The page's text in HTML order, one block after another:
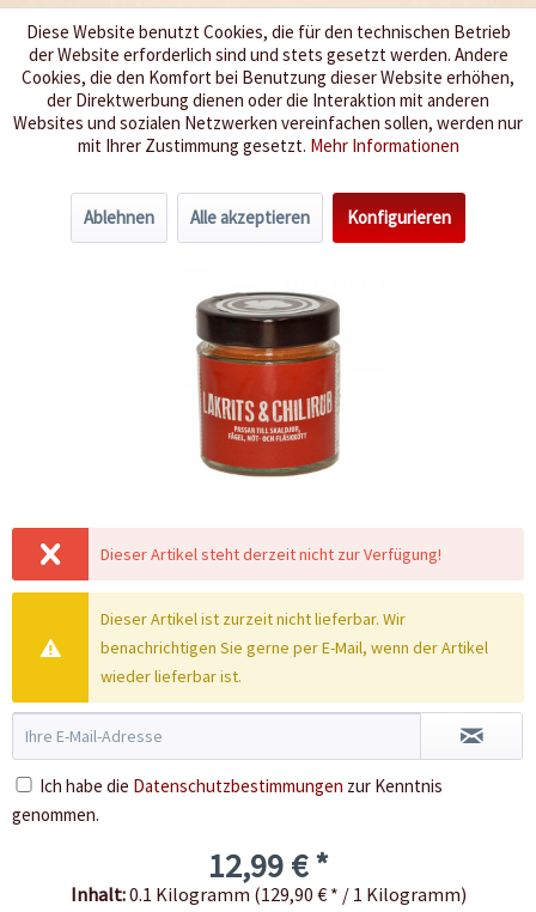
Wir würzen Ihr Leben
Menü
Lakritz & Chili Rub
Dieser Artikel steht derzeit nicht zur Verfügung!
Dieser Artikel ist zurzeit nicht lieferbar. Wir
benachrichtigen Sie gerne per E-Mail, wenn der Artikel
wieder lieferbar ist.
Ich habe die Datenschutzbestimmungen zur Kenntnis
genommen.
12,99 € *
Inhalt:0.1 Kilogramm (129,90 € * / 1 Kilogramm)
Diese Website benutzt Cookies, die für den technischen Betrieb
der Website erforderlich sind und stets gesetzt werden. Andere
Cookies, die den Komfort bei Benutzung dieser Website erhöhen,
der Direktwerbung dienen oder die Interaktion mit anderen
Websites und sozialen Netzwerken vereinfachen sollen, werden nur
mit Ihrer Zustimmung gesetzt. Mehr Informationen
Ablehnen Alle akzeptieren Konfigurieren